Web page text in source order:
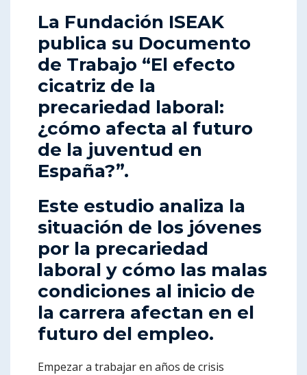
La Fundación ISEAK
publica su Documento
de Trabajo “El efecto
cicatriz de la
precariedad laboral:
¿cómo afecta al futuro
de la juventud en
España?”.
Este estudio analiza la
situación de los jóvenes
por la precariedad
laboral y cómo las malas
condiciones al inicio de
la carrera afectan en el
futuro del empleo.
Empezar a trabajar en años de crisis